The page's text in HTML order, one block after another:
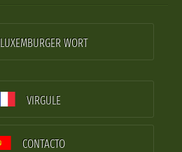
LUXEMBURGER WORT
VIRGULE
CONTACTO